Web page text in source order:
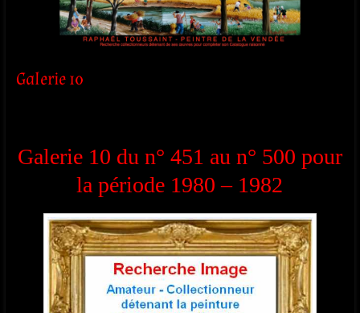
Galerie 10
Galerie 10 du n° 451 au n° 500 pour
la période 1980 – 1982